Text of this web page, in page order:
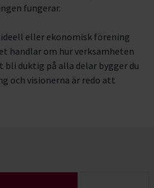
fungerar.
ideell eller ekonomisk förening
handlar om hur verksamheten
bli duktig på alla delar bygger du
och visionerna är redo att